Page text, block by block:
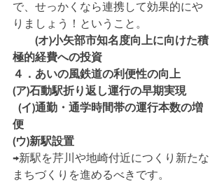
で、せっかくなら連携して効果的にや
りましょう！ということ。
(オ)小矢部市知名度向上に向けた積
極的経費への投資
４．あいの風鉄道の利便性の向上
(ア)石動駅折り返し運行の早期実現
便
(ウ)新駅設置
→新駅を芹川や地崎付近につくり新たな
まちづくりを進めるべきです。